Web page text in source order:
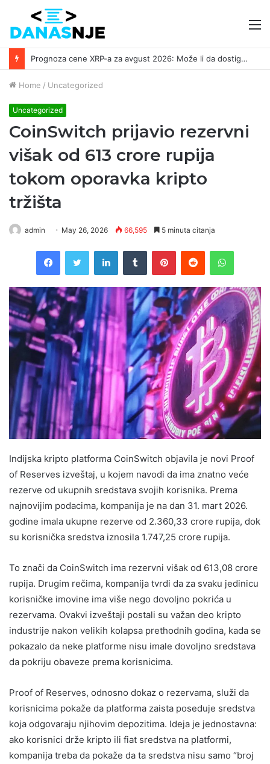
Prognoza cene XRP-a za avgust 2026: Može li da dostigne 1,50 dolara? ￼
Home / Uncategorized
Uncategorized
CoinSwitch prijavio rezervni
višak od 613 crore rupija
tokom oporavka kripto
tržišta
admin May 26, 2026 66,595 5 minuta citanja
FacebookTwitter LinkedInTumblr PinterestReddit
Indijska kripto platforma CoinSwitch objavila je novi Proof
of Reserves izveštaj, u kojem navodi da ima znatno veće
rezerve od ukupnih sredstava svojih korisnika. Prema
najnovijim podacima, kompanija je na dan 31. mart 2026.
godine imala ukupne rezerve od 2.360,33 crore rupija, dok
su korisnička sredstva iznosila 1.747,25 crore rupija.
To znači da CoinSwitch ima rezervni višak od 613,08 crore
rupija. Drugim rečima, kompanija tvrdi da za svaku jedinicu
korisničke imovine ima više nego dovoljno pokrića u
rezervama. Ovakvi izveštaji postali su važan deo kripto
industrije nakon velikih kolapsa prethodnih godina, kada se
pokazalo da neke platforme nisu imale dovoljno sredstava
da pokriju obaveze prema korisnicima.
Proof of Reserves, odnosno dokaz o rezervama, služi da
korisnicima pokaže da platforma zaista poseduje sredstva
koja odgovaraju njihovim depozitima. Ideja je jednostavna:
ako korisnici drže kripto ili fiat sredstva na platformi,
kompanija treba da pokaže da ta sredstva nisu samo “broj